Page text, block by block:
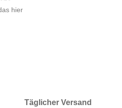
hier
Täglicher Versand